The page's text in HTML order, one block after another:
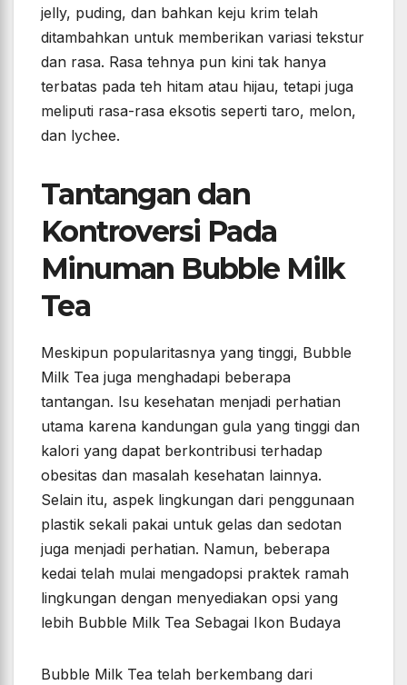
jelly, puding, dan bahkan keju krim telah
ditambahkan untuk memberikan variasi tekstur
dan rasa. Rasa tehnya pun kini tak hanya
terbatas pada teh hitam atau hijau, tetapi juga
meliputi rasa-rasa eksotis seperti taro, melon,
dan lychee.
Tantangan dan
Kontroversi Pada
Minuman Bubble Milk
Tea
Meskipun popularitasnya yang tinggi, Bubble
Milk Tea juga menghadapi beberapa
tantangan. Isu kesehatan menjadi perhatian
utama karena kandungan gula yang tinggi dan
kalori yang dapat berkontribusi terhadap
obesitas dan masalah kesehatan lainnya.
Selain itu, aspek lingkungan dari penggunaan
plastik sekali pakai untuk gelas dan sedotan
juga menjadi perhatian. Namun, beberapa
kedai telah mulai mengadopsi praktek ramah
lingkungan dengan menyediakan opsi yang
lebih Bubble Milk Tea Sebagai Ikon Budaya
Bubble Milk Tea telah berkembang dari